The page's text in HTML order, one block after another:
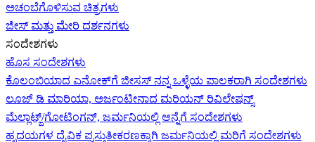
ಅಚಂಬೆಗೊಳಿಸುವ ಚಿತ್ರಗಳು
ಜೀಸ್‌ ಮತ್ತು ಮೇರಿ ದರ್ಶನಗಳು
ಸಂದೇಶಗಳು
ಹೊಸ ಸಂದೇಶಗಳು
ಕೊಲಂಬಿಯಾದ ಎನೋಕ್‍ಗೆ ಜೀಸಸ್ ನನ್ನ ಒಳ್ಳೆಯ ಪಾಲಕರಾಗಿ ಸಂದೇಶಗಳು
ಲೂಜ್ ಡಿ ಮಾರಿಯಾ, ಅರ್ಜಂಟೀನಾದ ಮರಿಯನ್ ರಿವಿಲೇಷನ್ಸ್
ಮೆಲ್ಲಾಟ್ಜ್/ಗೋಟಿಂಗನ್, ಜರ್ಮನಿಯಲ್ಲಿ ಆನ್ನೆಗೆ ಸಂದೇಶಗಳು
ಹೃದಯಗಳ ದೈವಿಕ ಪ್ರಸ್ತುತೀಕರಣಕ್ಕಾಗಿ ಜರ್ಮನಿಯಲ್ಲಿ ಮರಿಗೆ ಸಂದೇಶಗಳು